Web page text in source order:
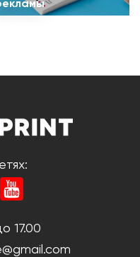
17.00